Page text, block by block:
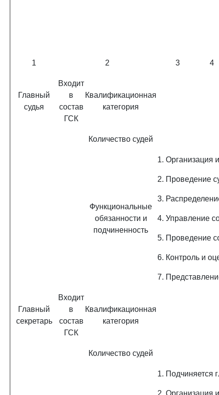
1 2 3 4
Главный
судья
Входит
в
состав
ГСК
Квалификационная
категория
Количество судей
Функциональные
обязанности и
подчиненность
1. Организация
2. Проведение
3.
4. Управление
5. Проведение
6. Контроль и
7.
Главный
секретарь
Входит
в
состав
ГСК
Квалификационная
категория
Количество судей
1. Подчиняется
2. Организация